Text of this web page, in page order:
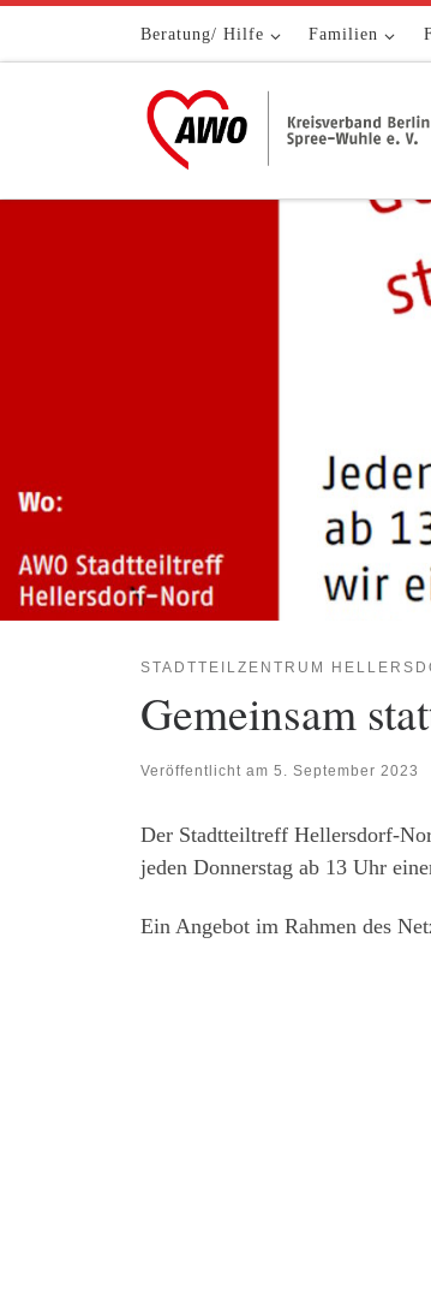
Zum Inhalt springenBeratung/ Hilfe Familien
STADTTEILZENTRUM
Gemeinsam
Veröffentlicht am 5. September 2023
Der Stadtteiltreff Hellersdorf-
jeden Donnerstag ab 13 Uhr
Ein Angebot im Rahmen des